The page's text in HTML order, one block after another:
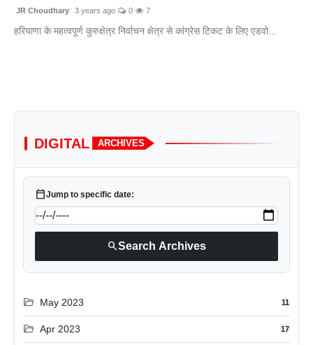
JR Choudhary 3 years ago 0 7
हरियाणा के महत्वपूर्ण कुरुक्षेत्र निर्वाचन क्षेत्र से कांग्रेस टिकट के लिए एडवो...
DIGITAL ARCHIVES
calendar_todayJump to specific date:
searchSearch Archives
folder_open May 2023 11
folder_open Apr 2023 17